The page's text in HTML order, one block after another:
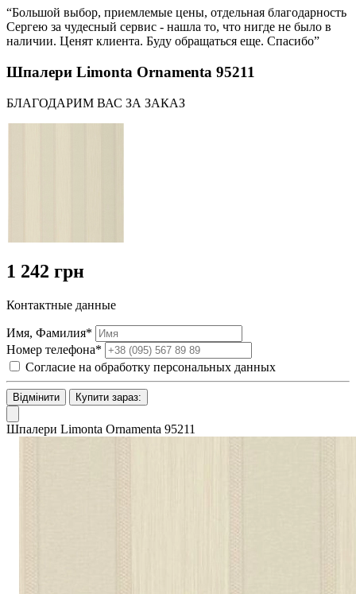
“Большой выбор, приемлемые цены, отдельная благодарность
Сергею за чудесный сервис - нашла то, что нигде не было в
наличии. Ценят клиента. Буду обращаться еще. Спасибо”
Шпалери Limonta Ornamenta 95211
БЛАГОДАРИМ ВАС ЗА ЗАКАЗ
1 242 грн
Контактные данные
Имя, Фамилия*
Номер телефона*
Согласие на обработку персональных данных
Відмінити Купити зараз:
Шпалери Limonta Ornamenta 95211